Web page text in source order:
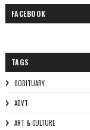
FACEBOOK
TAGS
0OBITUARY
ADVT
ART & CULTURE